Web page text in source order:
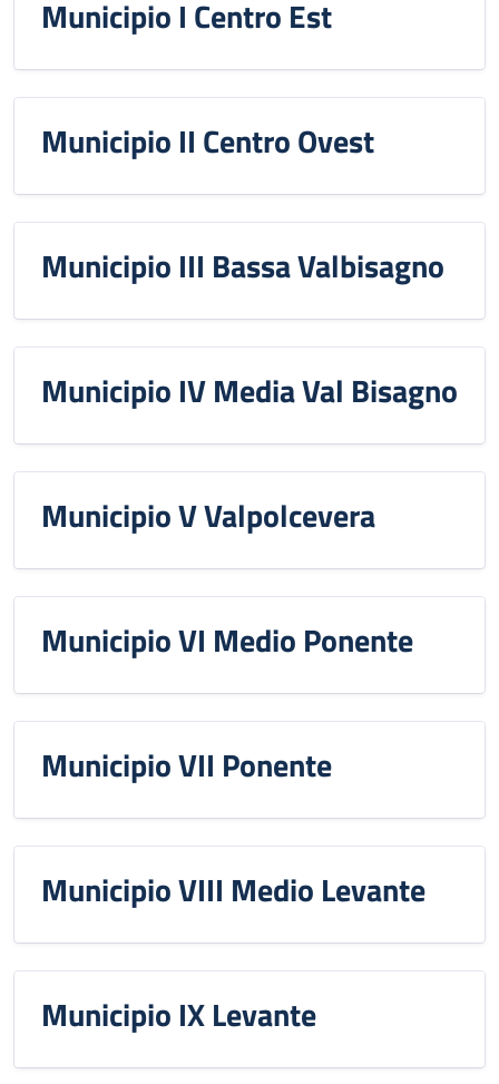
Municipio I Centro Est
Municipio II Centro Ovest
Municipio III Bassa Valbisagno
Municipio IV Media Val Bisagno
Municipio V Valpolcevera
Municipio VI Medio Ponente
Municipio VII Ponente
Municipio VIII Medio Levante
Municipio IX Levante